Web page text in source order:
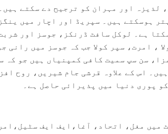
لذیزہ اور مہران کو ترجیح دے سکتے ہیں۔
ہوسکتے ہیں۔ سپریڈ اور اچار میں
ہے۔ لوکل سافٹ ڈرنکز، جوسز اور
، امرت، سپر کولا جب کہ جوسز میں رانی
سن سپ سمیت کافی کمپنیاں ہیں جو کہ
اس کے علاوہ قرشی جام شیریں، روح
پوری دنیا میں پذیرائی حاصل ہے۔
میں مغل، اتحاد، آغا،ایف ایف